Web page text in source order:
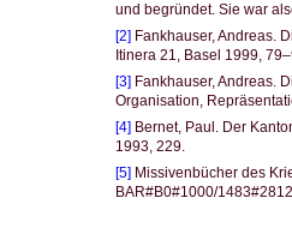
und begründet. Sie war
[2] Fankhauser, Andreas.
Itinera 21, Basel 1999,
[3] Fankhauser, Andreas.
Organisation,
[4] Bernet, Paul. Der
1993, 229.
[5] Missivenbücher des
BAR#B0#1000/